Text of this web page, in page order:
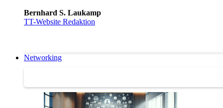
Bernhard S. Laukamp
TT-Website Redaktion
Networking